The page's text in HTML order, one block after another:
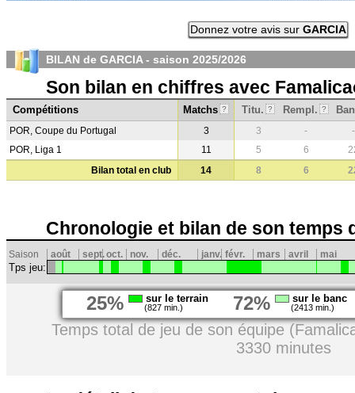
Donnez votre avis sur GARCIA
BILAN de GARCIA - saison 2025/2026
Son bilan en chiffres avec
Compétitions Matchs ? Titu. ? Rempl. ?
POR, Coupe du Portugal 3 3 -
-
POR, Liga 1
11 5 6
Bilan total en club
14 8 6
Chronologie et bilan de son temps
Saison août sept.oct. nov. déc. janv. févr. mars avril mai
Tps jeu:
25% sur le terrain
(827 min.) 72% sur le banc
(2413 min.)
Temps total de jeu de son équipe
3330 minutes